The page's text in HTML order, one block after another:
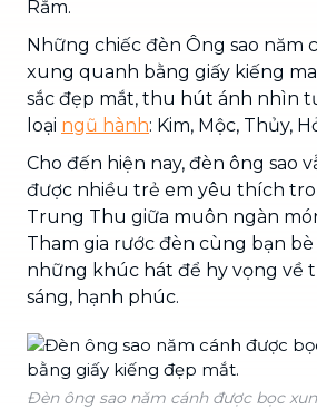
Rằm.
Những chiếc đèn Ông sao năm
xung quanh bằng giấy kiếng
sắc đẹp mắt, thu hút ánh nhìn
loại ngũ hành: Kim, Mộc, Thủy,
Cho đến hiện nay, đèn ông sao
được nhiều trẻ em yêu thích
Trung Thu giữa muôn ngàn
Tham gia rước đèn cùng bạn bè
những khúc hát để hy vọng về
sáng, hạnh phúc.
Đèn ông sao năm cánh được bọc